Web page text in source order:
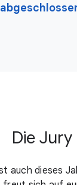
Die Jury
auch dieses